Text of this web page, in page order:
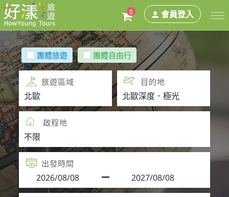
0 會員登入
團體旅遊 團體自由行
旅遊區域 目的地
啟程地
出發時間